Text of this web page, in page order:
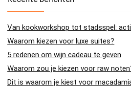
Van kookworkshop tot stadsspel:
Waarom kiezen voor luxe suites?
5 redenen om wijn cadeau te geven
Waarom zou je kiezen voor raw
Dit is waarom je kiest voor